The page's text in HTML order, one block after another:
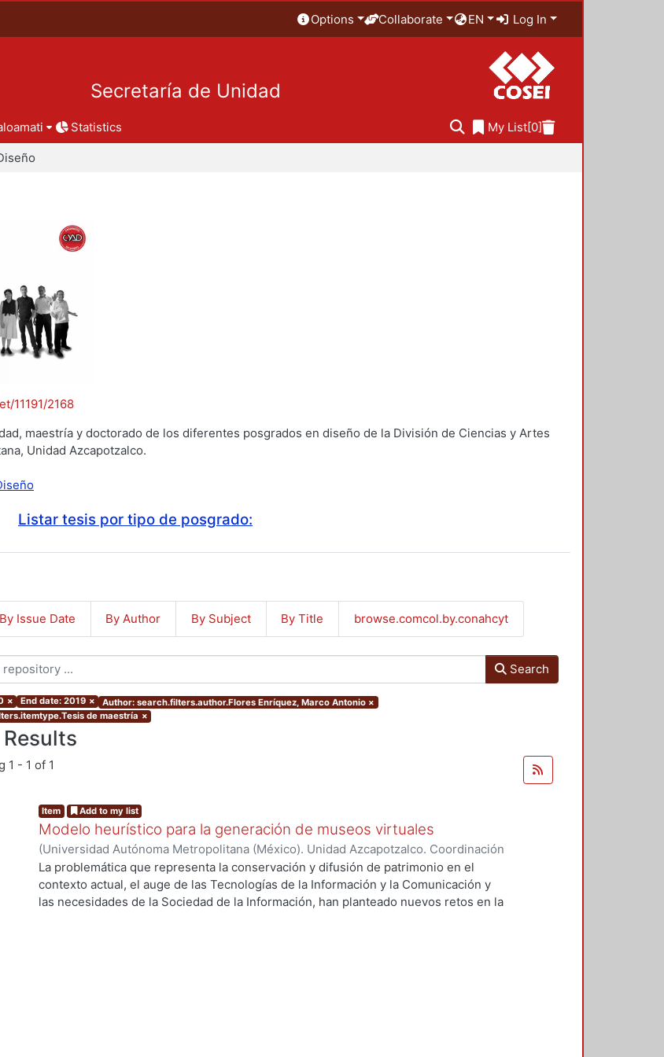
Options Collaborate EN Log In
Secretaría de Unidad
Statistics My List[0]
11191/2168
maestría y doctorado de los diferentes posgrados en diseño de la División de Ciencias y Artes
Unidad Azcapotzalco.
Listar tesis por tipo de posgrado:
By Issue Date By Author By Subject By Title browse.comcol.by.conahcyt
Search
× End date: 2019 × Author: search.filters.author.Flores Enríquez, Marco Antonio ×
de maestría ×
1 - 1 of 1
Item Add to my list
Modelo heurístico para la generación de museos virtuales
(Universidad Autónoma Metropolitana (México). Unidad Azcapotzalco. Coordinación
de Servicios de Información.,2013-11)Flores Enríquez, Marco Antonio
La problemática que representa la conservación y difusión de patrimonio en el
contexto actual, el auge de las Tecnologías de la Información y la Comunicación y
las necesidades de la Sociedad de la Información, han planteado nuevos retos en la